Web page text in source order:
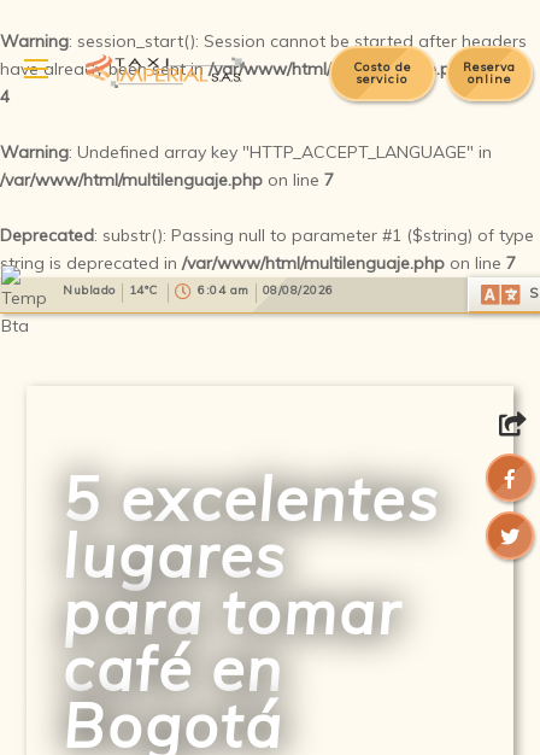
Warning: session_start(): Session cannot be started after headers
have already been sent in/var/www/html/multilenguaje.phpon line
4
Warning: Undefined array key "HTTP_ACCEPT_LANGUAGE" in
/var/www/html/multilenguaje.php on line 7
Deprecated: substr(): Passing null to parameter #1 ($string) of type
string is deprecated in /var/www/html/multilenguaje.php on line 7
Nublado 14°C 6:04 am 08/08/2026 Select Language ▼
Reserva
online
Costo de
servicio
5 excelentes
lugares
para tomar
café en
Bogotá